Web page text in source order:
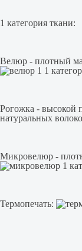
1 категория ткани:
Велюр - плотный
Рогожка - высокой
натуральных
Микровелюр -
Термопечать: